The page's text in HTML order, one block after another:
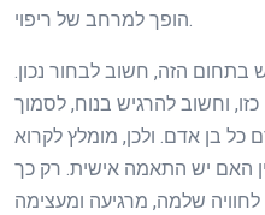
הופך למרחב של ריפוי.
בתחום הזה, חשוב לבחור נכון.
וחשוב להרגיש בנוח, לסמוך
כל בן אדם. ולכן, מומלץ לקרוא
האם יש התאמה אישית. רק כך